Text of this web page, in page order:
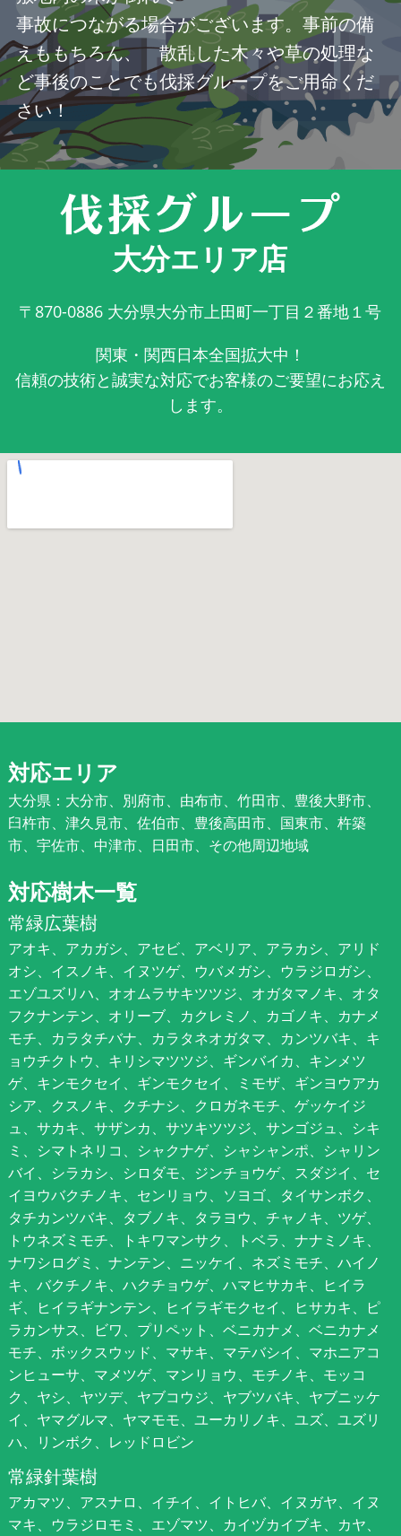
事故につながる場合がございます。事前の備
えももちろん、 散乱した木々や草の処理な
ど事後のことでも伐採グループをご用命くだ
さい！
大分エリア店
〒870-0886 大分県大分市上田町一丁目２番地１号
関東・関西日本全国拡大中！
信頼の技術と誠実な対応でお客様のご要望にお応え
します。
対応エリア
大分県：大分市、別府市、由布市、竹田市、豊後大野市、
臼杵市、津久見市、佐伯市、豊後高田市、国東市、杵築
市、宇佐市、中津市、日田市、その他周辺地域
対応樹木一覧
常緑広葉樹
アオキ、アカガシ、アセビ、アベリア、アラカシ、アリド
オシ、イスノキ、イヌツゲ、ウバメガシ、ウラジロガシ、
エゾユズリハ、オオムラサキツツジ、オガタマノキ、オタ
フクナンテン、オリーブ、カクレミノ、カゴノキ、カナメ
モチ、カラタチバナ、カラタネオガタマ、カンツバキ、キ
ョウチクトウ、キリシマツツジ、ギンバイカ、キンメツ
ゲ、キンモクセイ、ギンモクセイ、ミモザ、ギンヨウアカ
シア、クスノキ、クチナシ、クロガネモチ、ゲッケイジ
ュ、サカキ、サザンカ、サツキツツジ、サンゴジュ、シキ
ミ、シマトネリコ、シャクナゲ、シャシャンポ、シャリン
バイ、シラカシ、シロダモ、ジンチョウゲ、スダジイ、セ
イヨウバクチノキ、センリョウ、ソヨゴ、タイサンボク、
タチカンツバキ、タブノキ、タラヨウ、チャノキ、ツゲ、
トウネズミモチ、トキワマンサク、トベラ、ナナミノキ、
ナワシログミ、ナンテン、ニッケイ、ネズミモチ、ハイノ
キ、バクチノキ、ハクチョウゲ、ハマヒサカキ、ヒイラ
ギ、ヒイラギナンテン、ヒイラギモクセイ、ヒサカキ、ピ
ラカンサス、ビワ、プリペット、ベニカナメ、ベニカナメ
モチ、ボックスウッド、マサキ、マテバシイ、マホニアコ
ンヒューサ、マメツゲ、マンリョウ、モチノキ、モッコ
ク、ヤシ、ヤツデ、ヤブコウジ、ヤブツバキ、ヤブニッケ
イ、ヤマグルマ、ヤマモモ、ユーカリノキ、ユズ、ユズリ
ハ、リンボク、レッドロビン
常緑針葉樹
アカマツ、アスナロ、イチイ、イトヒバ、イヌガヤ、イヌ
マキ、ウラジロモミ、エゾマツ、カイヅカイブキ、カヤ、